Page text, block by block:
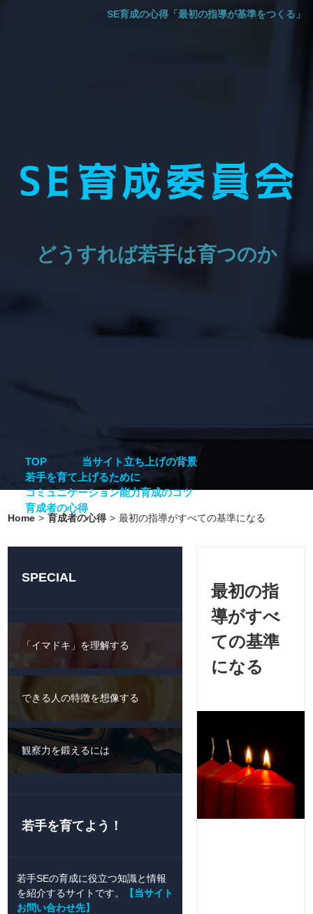
SE育成の心得「最初の指導が基準をつくる」
どうすれば若手は育つのか
TOP
当サイト立ち上げの背景
若手を育て上げるために
コミュニケーション能力育成のコツ
育成者の心得
Home > 育成者の心得 > 最初の指導がすべての基準になる
最初の指
導がすべ
ての基準
になる
SPECIAL
「イマドキ」を理解する
できる人の特徴を想像する
観察力を鍛えるには
若手を育てよう！
若手SEの育成に役立つ知識と情報
を紹介するサイトです。
【当サイト
お問い合わせ先】